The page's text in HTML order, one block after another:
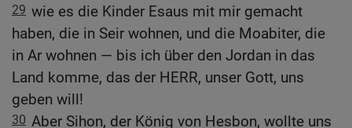
29 wie es die Kinder Esaus mit mir gemacht
haben, die in Seir wohnen, und die Moabiter, die
in Ar wohnen — bis ich über den Jordan in das
Land komme, das der HERR, unser Gott, uns
geben will!
30 Aber Sihon, der König von Hesbon, wollte uns